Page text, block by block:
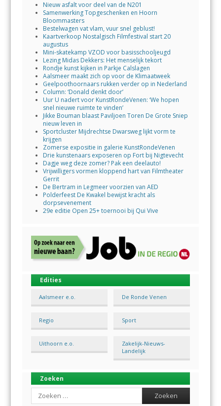
Nieuw asfalt voor deel van de N201
Samenwerking Topgeschenken en Hoorn
Bloommasters
Bestelwagen vat vlam, vuur snel geblust!
Kaartverkoop Nostalgisch Filmfestival start 20
augustus
Mini-skatekamp VZOD voor basisschooljeugd
Lezing Midas Dekkers: Het menselijk tekort
Rondje kunst kijken in Parkje Calslagen
Aalsmeer maakt zich op voor de Klimaatweek
Geelpoothoornaars rukken verder op in Nederland
Column: ‘Donald denkt door’
Uur U nadert voor KunstRondeVenen: ‘We hopen
snel nieuwe ruimte te vinden’
Jikke Bouman blaast Paviljoen Toren De Grote Sniep
nieuw leven in
Sportcluster Mijdrechtse Dwarsweg lijkt vorm te
krijgen
Zomerse expositie in galerie KunstRondeVenen
Drie kunstenaars exposeren op Fort bij Nigtevecht
Dagje weg deze zomer? Pak een deelauto!
Vrijwilligers vormen kloppend hart van Filmtheater
Gerrit
De Bertram in Legmeer voorzien van AED
Polderfeest De Kwakel bewijst kracht als
dorpsevenement
29e editie Open 25+ toernooi bij Qui Vive
Edities
Aalsmeer e.o. De Ronde Venen
Regio Sport
Uithoorn e.o.
Zakelijk-Nieuws-
Landelijk
Zoeken
Search